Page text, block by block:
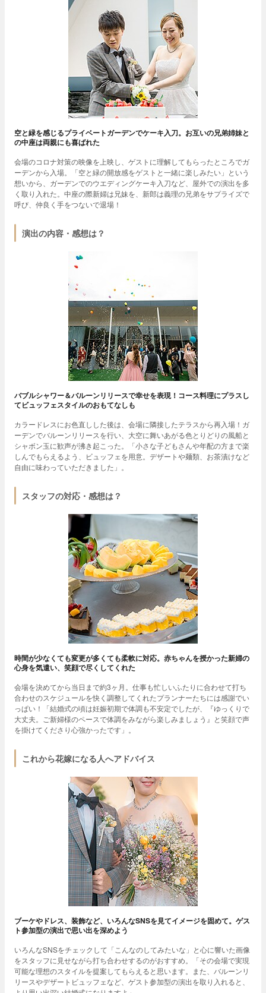
空と緑を感じるプライベートガーデンでケーキ入刀。お互いの兄弟姉妹と
の中座は両親にも喜ばれた
会場のコロナ対策の映像を上映し、ゲストに理解してもらったところでガ
ーデンから入場。「空と緑の開放感をゲストと一緒に楽しみたい」という
想いから、ガーデンでのウエディングケーキ入刀など、屋外での演出を多
く取り入れた。中座の際新婦は兄妹を、新郎は義理の兄弟をサプライズで
呼び、仲良く手をつないで退場！
演出の内容・感想は？
バブルシャワー＆バルーンリリースで幸せを表現！コース料理にプラスし
てビュッフェスタイルのおもてなしも
カラードレスにお色直しした後は、会場に隣接したテラスから再入場！ガ
ーデンでバルーンリリースを行い、大空に舞いあがる色とりどりの風船と
シャボン玉に歓声が沸き起こった。「小さな子どもさんや年配の方まで楽
しんでもらえるよう、ビュッフェを用意。デザートや麺類、お茶漬けなど
自由に味わっていただきました」。
スタッフの対応・感想は？
時間が少なくても変更が多くても柔軟に対応。赤ちゃんを授かった新婦の
心身を気遣い、笑顔で尽くしてくれた
会場を決めてから当日まで約3ヶ月。仕事も忙しいふたりに合わせて打ち
合わせのスケジュールを快く調整してくれたプランナーたちには感謝でい
っぱい！「結婚式の頃は妊娠初期で体調も不安定でしたが、『ゆっくりで
大丈夫。ご新婦様のペースで体調をみながら楽しみましょう』と笑顔で声
を掛けてくださり心強かったです」。
これから花嫁になる人へアドバイス
ブーケやドレス、装飾など、いろんなSNSを見てイメージを固めて。ゲス
ト参加型の演出で思い出を深めよう
いろんなSNSをチェックして「こんなのしてみたいな」と心に響いた画像
をスタッフに見せながら打ち合わせするのがおすすめ。「その会場で実現
可能な理想のスタイルを提案してもらえると思います。また、バルーンリ
リースやデザートビュッフェなど、ゲスト参加型の演出を取り入れると、